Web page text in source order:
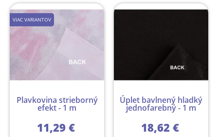
VIAC VARIANTOV
Plavkovina strieborný
efekt - 1 m
11,29 €
Úplet bavlnený hladký
jednofarebný - 1 m
18,62 €